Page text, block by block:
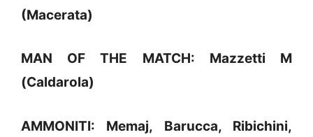
(Macerata)
MAN OF THE MATCH: Mazzetti M
(Caldarola)
AMMONITI: Memaj, Barucca, Ribichini,